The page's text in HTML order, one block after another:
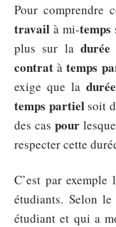
Pour comprendre
travail à mi-temps
plus sur la durée
contrat àtemps
exige que la durée
temps partielsoit
des cas pour
respecter cette
C’est par exemple
étudiants. Selon
étudiant et qui a